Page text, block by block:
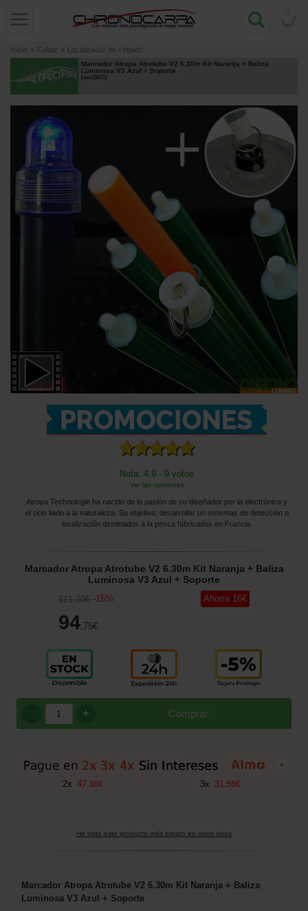
Inicio » Cebar » Localizador de cebado
Marcador Atropa Atrotube V2 6.30m Kit Naranja + Baliza
Luminosa V3 Azul + Soporte
[esc15571]
Nota: 4.9 - 9 votos
Ver las opiniones
Atropa Technologie ha nacido de la pasión de su diseñador por la electrónica y
el ocio liado a la naturaleza. Su objetivo, desarrollar un sistemas de detección o
localización destinados a la pesca fabricados en Francia.
Marcador Atropa Atrotube V2 6.30m Kit Naranja + Baliza
Luminosa V3 Azul + Soporte
111,20€ -15%
94 ,75€
Ahorra 16€
Comprar
+
+
2x 47 38€ 3x 31 58€
He visto este producto más barato en otros sitios
Marcador Atropa Atrotube V2 6.30m Kit Naranja + Baliza
Luminosa V3 Azul + Soporte